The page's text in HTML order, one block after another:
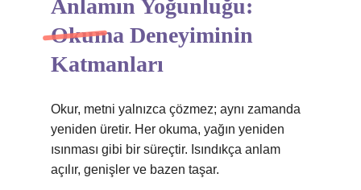
Anlamın Yoğunluğu:
Okuma Deneyiminin
Katmanları
Okur, metni yalnızca çözmez; aynı zamanda
yeniden üretir. Her okuma, yağın yeniden
ısınması gibi bir süreçtir. Isındıkça anlam
açılır, genişler ve bazen taşar.